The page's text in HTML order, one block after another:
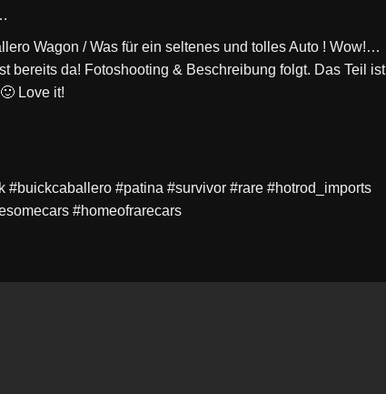
Wagon / Was für ein seltenes und tolles Auto ! Wow!…
bereits da! Fotoshooting & Beschreibung folgt. Das Teil ist
Love it!
#buickcaballero #patina #survivor #rare #hotrod_imports
#homeofrarecars